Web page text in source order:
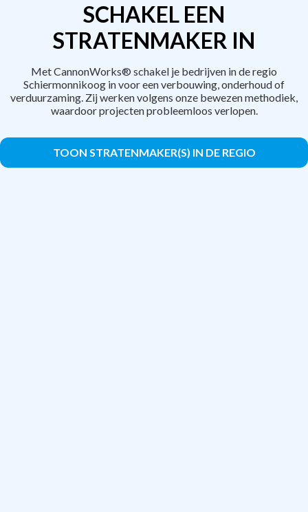
SCHAKEL EEN
STRATENMAKER IN
Met CannonWorks® schakel je bedrijven in de regio
Schiermonnikoog in voor een verbouwing, onderhoud of
verduurzaming. Zij werken volgens onze bewezen methodiek,
waardoor projecten probleemloos verlopen.
TOON STRATENMAKER(S) IN DE REGIO